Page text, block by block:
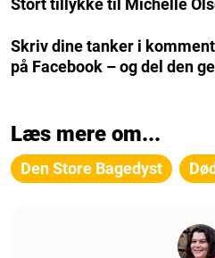
Stort tillykke til Michelle
Skriv dine tanker i
på Facebook – og del den
Læs mere om...
Den Store Bagedyst Død